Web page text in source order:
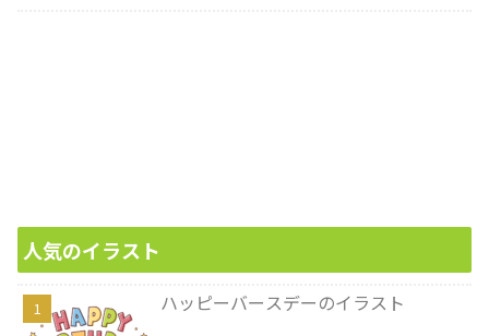
人気のイラスト
ハッピーバースデーのイラスト